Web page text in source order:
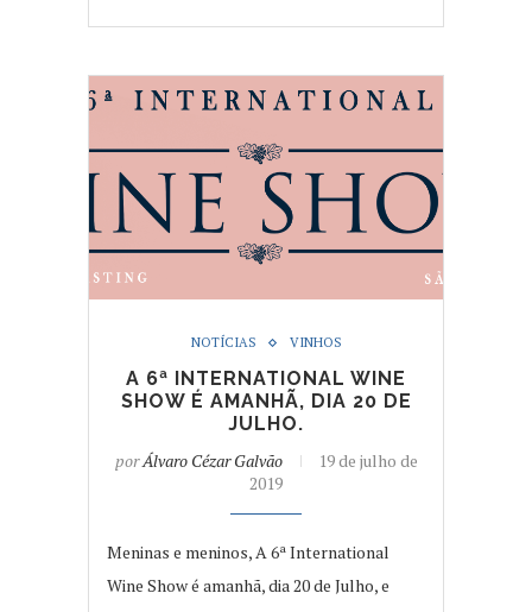
NOTÍCIAS VINHOS
A 6ª INTERNATIONAL WINE
SHOW É AMANHÃ, DIA 20 DE
JULHO.
porÁlvaro Cézar Galvão
19 de julho de
2019
Meninas e meninos, A 6ª International
Wine Show é amanhã, dia 20 de Julho, e